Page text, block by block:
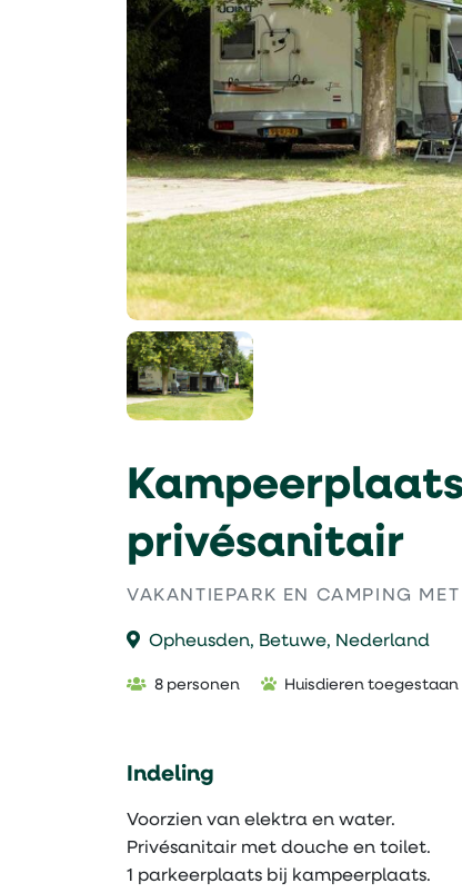
privésanitair
VAKANTIEPARK EN CAMPING
Opheusden, Betuwe, Nederland
8 personen Huisdieren toegestaan
Indeling
Voorzien van elektra en water.
Privésanitair met douche en toilet.
1 parkeerplaats bij kampeerplaats.